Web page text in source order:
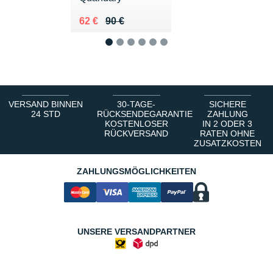
90 €
Au lieu de 90 €
62 €
Vendu 62 €
VERSAND BINNEN
24 STD
30-TAGE-
RÜCKSENDEGARANTIE
KOSTENLOSER
RÜCKVERSAND
SICHERE
ZAHLUNG
IN 2 ODER 3
RATEN OHNE
ZUSATZKOSTEN
ZAHLUNGSMÖGLICHKEITEN
UNSERE VERSANDPARTNER